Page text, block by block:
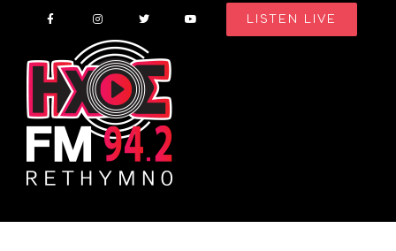
content
LISTEN LIVE